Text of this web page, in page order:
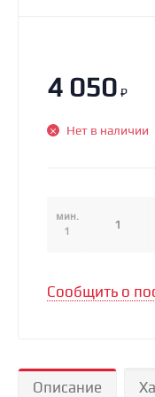
4 050 ₽
Нет в наличии
мин.
1
Сообщить о
Описание